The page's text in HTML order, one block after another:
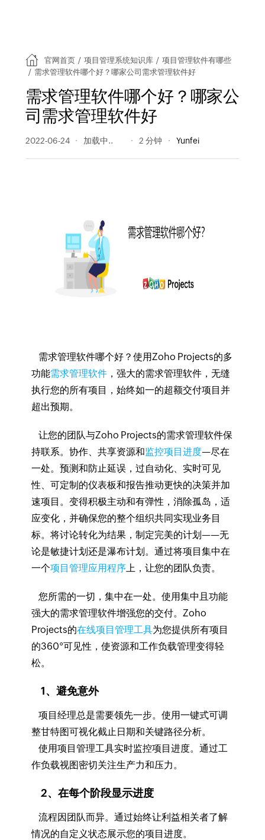
官网首页 / 项目管理系统知识库 / 项目管理软件有哪些
/ 需求管理软件哪个好？哪家公司需求管理软件好
需求管理软件哪个好？哪家公
司需求管理软件好
2022-06-24 420 阅读量 2 分钟 Yunfei
需求管理软件哪个好？使用Zoho Projects的多
功能需求管理软件，强大的需求管理软件，无缝
执行您的所有项目，始终如一的超额交付项目并
超出预期。
让您的团队与Zoho Projects的需求管理软件保
持联系。协作、共享资源和监控项目进度—尽在
一处。预测和防止延误，过自动化、实时可见
性、可定制的仪表板和报告推动更快的决策并加
速项目。变得积极主动和有弹性，消除孤岛，适
应变化，并确保您的整个组织共同实现业务目
标。将讨论转化为结果，制定完美的计划——无
论是敏捷计划还是瀑布计划。通过将项目集中在
一个项目管理应用程序上，让您的团队负责。
您所需的一切，集中在一处。使用集中且功能
强大的需求管理软件增强您的交付。Zoho
Projects的在线项目管理工具为您提供所有项目
的360°可见性，使资源和工作负载管理变得轻
松。
1、避免意外
项目经理总是需要领先一步。使用一键式可调
整甘特图可视化截止日期和关键路径分析。
使用项目管理工具实时监控项目进度。通过工
作负载视图密切关注生产力和压力。
2、在每个阶段显示进度
流程因团队而异。通过始终让利益相关者了解
情况的自定义状态展示您的项目进度。